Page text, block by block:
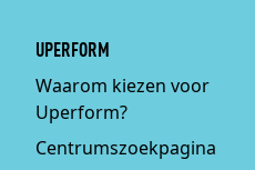
UPERFORM
Waarom kiezen voor
Uperform?
Centrumszoekpagina